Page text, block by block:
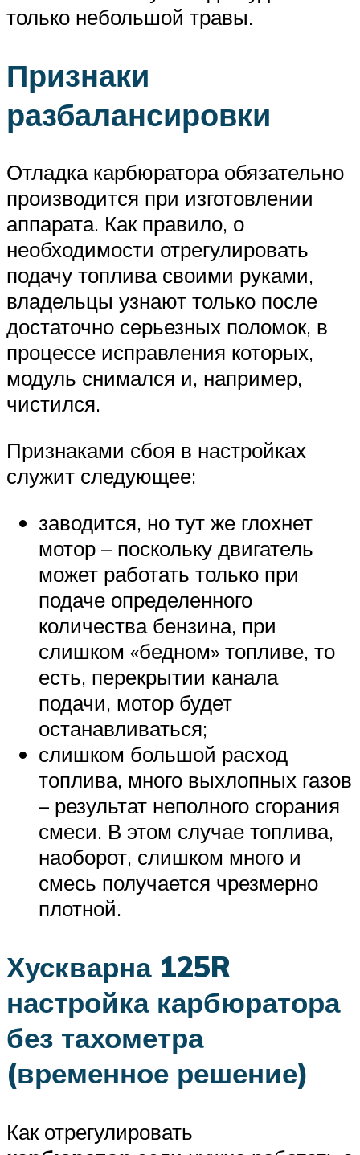
только небольшой травы.
Признаки
разбалансировки
Отладка карбюратора обязательно
производится при изготовлении
аппарата. Как правило, о
необходимости отрегулировать
подачу топлива своими руками,
владельцы узнают только после
достаточно серьезных поломок, в
процессе исправления которых,
модуль снимался и, например,
чистился.
Признаками сбоя в настройках
служит следующее:
заводится, но тут же глохнет
мотор – поскольку двигатель
может работать только при
подаче определенного
количества бензина, при
слишком «бедном» топливе, то
есть, перекрытии канала
подачи, мотор будет
останавливаться;
слишком большой расход
топлива, много выхлопных газов
– результат неполного сгорания
смеси. В этом случае топлива,
наоборот, слишком много и
смесь получается чрезмерно
плотной.
Хускварна 125R
настройка карбюратора
без тахометра
(временное решение)
Как отрегулировать